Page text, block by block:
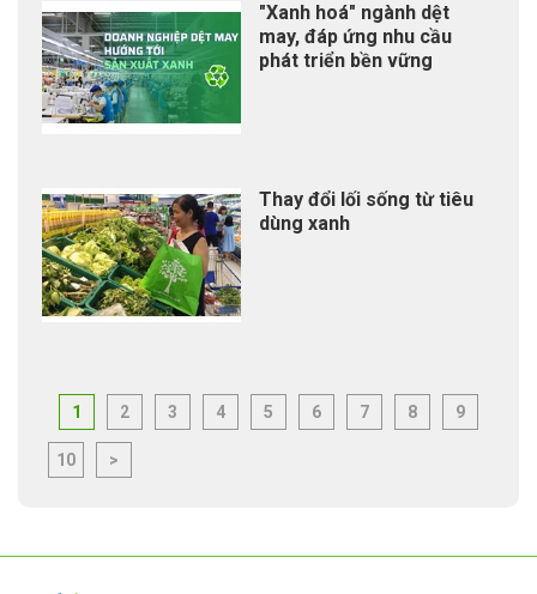
"Xanh hoá" ngành dệt
may, đáp ứng nhu cầu
phát triển bền vững
Thay đổi lối sống từ tiêu
dùng xanh
1 2 3 4 5 6 7 8 9
10 >